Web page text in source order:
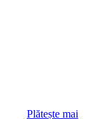
Plătește mai